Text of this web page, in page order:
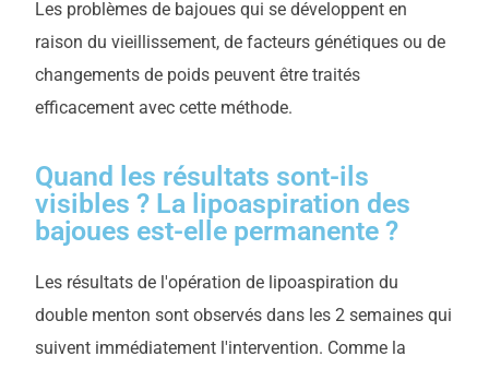
Les problèmes de bajoues qui se développent en
raison du vieillissement, de facteurs génétiques ou de
changements de poids peuvent être traités
efficacement avec cette méthode.
Quand les résultats sont-ils
visibles ? La lipoaspiration des
bajoues est-elle permanente ?
Les résultats de l'opération de lipoaspiration du
double menton sont observés dans les 2 semaines qui
suivent immédiatement l'intervention. Comme la